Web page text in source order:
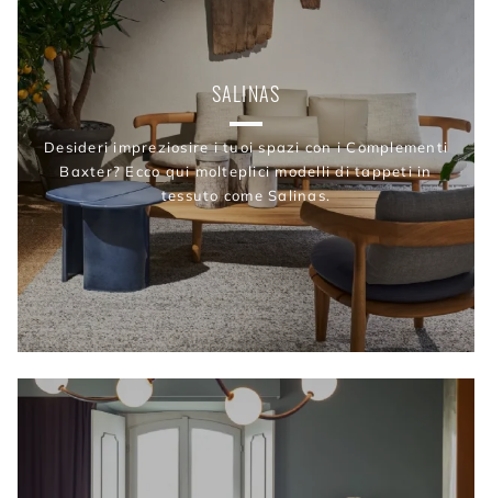
SALINAS
Desideri impreziosire i tuoi spazi con i Complementi
Baxter? Ecco qui molteplici modelli di tappeti in
tessuto come Salinas.